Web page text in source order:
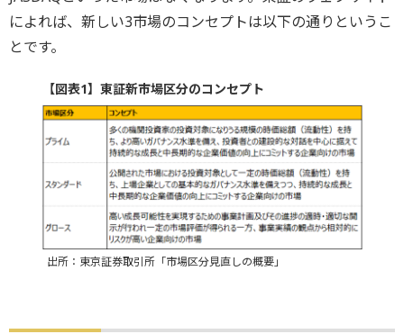
によれば、新しい3市場のコンセプトは以下の通りというこ
とです。
【図表1】東証新市場区分のコンセプト
出所：東京証券取引所「市場区分見直しの概要」